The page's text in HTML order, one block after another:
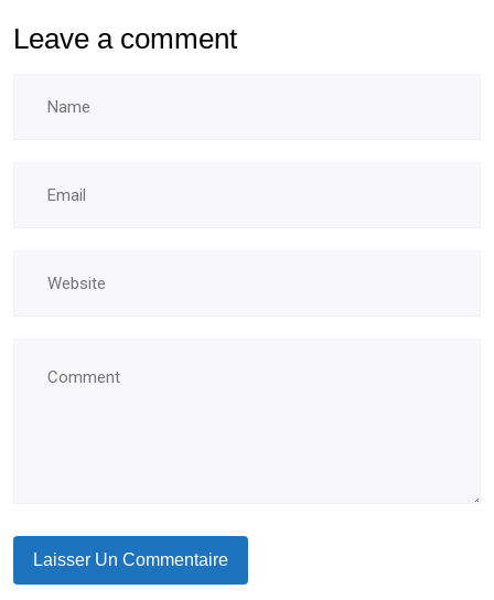
Leave a comment